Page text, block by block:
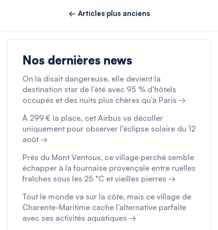
← Articles plus anciens
Nos dernières news
On la disait dangereuse, elle devient la
destination star de l’été avec 95 % d’hôtels
occupés et des nuits plus chères qu’à Paris →
À 299 € la place, cet Airbus va décoller
uniquement pour observer l’éclipse solaire du 12
août →
Près du Mont Ventoux, ce village perché semble
échapper à la fournaise provençale entre ruelles
fraîches sous les 25 °C et vieilles pierres →
Tout le monde va sur la côte, mais ce village de
Charente-Maritime cache l’alternative parfaite
avec ses activités aquatiques →